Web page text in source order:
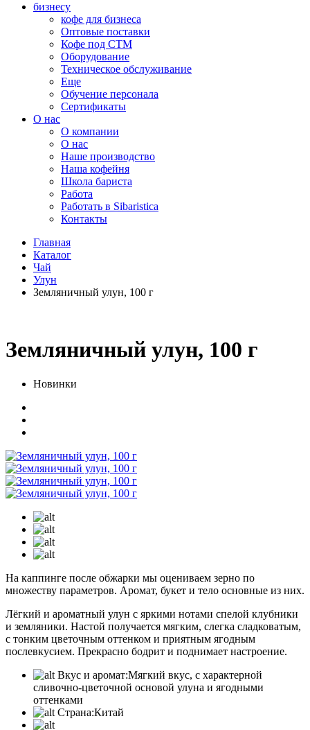
бизнесу
кофе для бизнеса
Оптовые поставки
Кофе под СТМ
Оборудование
Техническое обслуживание
Еще
Обучение персонала
Сертификаты
О нас
O компании
О нас
Наше производство
Наша кофейня
Школа бариста
Работа
Работать в Sibaristica
Контакты
Главная
Каталог
Чай
Улун
Земляничный улун, 100 г
Земляничный улун, 100 г
Новинки
На каппинге после обжарки мы оцениваем зерно по
множеству параметров. Аромат, букет и тело основные из них.
Лёгкий и ароматный улун с яркими нотами спелой клубники
и земляники. Настой получается мягким, слегка сладковатым,
с тонким цветочным оттенком и приятным ягодным
послевкусием. Прекрасно бодрит и поднимает настроение.
Вкус и аромат:Мягкий вкус, с характерной
сливочно-цветочной основой улуна и ягодными
оттенками
Страна:Китай